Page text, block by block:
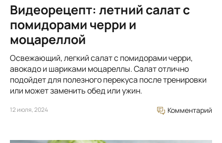
Видеорецепт: летний салат с
помидорами черри и
моцареллой
Освежающий, легкий салат с помидорами черри,
авокадо и шариками моцареллы. Салат отлично
подойдет для полезного перекуса после тренировки
или может заменить обед или ужин.
12 июля, 2024 Комментарий